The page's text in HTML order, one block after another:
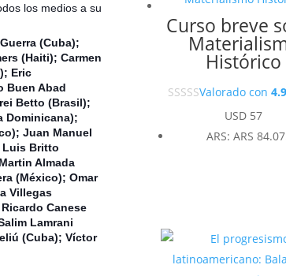
los medios a su
(Cuba);
(Haiti); Carmen
Eric
Buen Abad
Betto (Brasil);
Dominicana);
Juan Manuel
Luis Britto
Almada
(México); Omar
Villegas
Canese
Lamrani
(Cuba); Víctor
Curso breve
Histórico
Valorado con
USD 57
ARS:ARS